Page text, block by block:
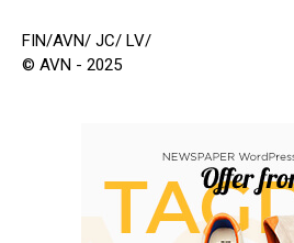
FIN/AVN/ JC/ LV/
© AVN - 2025